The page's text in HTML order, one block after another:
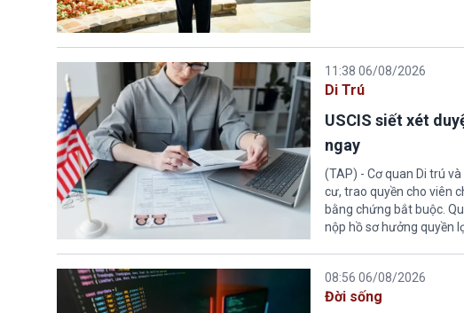
11:38 06/08/2026
Di Trú
USCIS siết xét
ngay
(TAP) - Cơ quan Di trú
cư, trao quyền cho viên
bằng chứng bắt buộc.
nộp hồ sơ hưởng quyền
08:56 06/08/2026
Đời sống